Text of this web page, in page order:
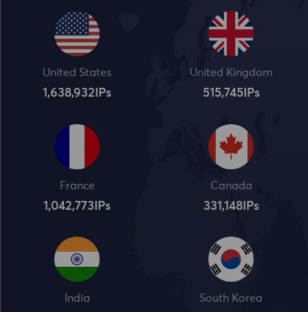
United States
1,638,932 IPs
United Kingdom
515,745IPs
France
1,042,773 IPs
Canada
331,148IPs
India South Korea